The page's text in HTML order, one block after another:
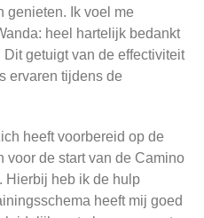
genieten. Ik voel me
heel hartelijk bedankt
getuigt van de effectiviteit
ervaren tijdens de
heeft voorbereid op de
voor de start van de Camino
Hierbij heb ik de hulp
heeft mij goed